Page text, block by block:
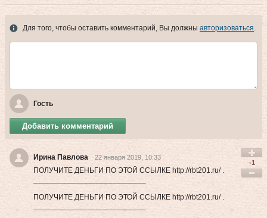
Для того, чтобы оставить комментарий, Вы должны авторизоваться.
Гость
Добавить комментарий
Ирина Павлова 22 января 2019, 10:33
ПОЛУЧИТЕ ДЕНЬГИ ПО ЭТОЙ ССЫЛКЕ http://rbt201.ru/ .
ПОЛУЧИТЕ ДЕНЬГИ ПО ЭТОЙ ССЫЛКЕ http://rbt201.ru/ .
___________________________
-1